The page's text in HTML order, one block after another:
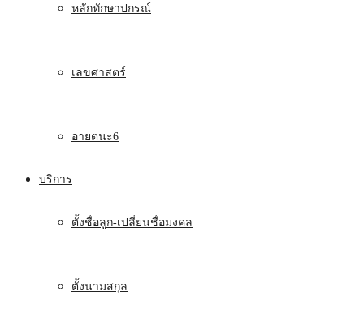
หลักทักษาปกรณ์
เลขศาสตร์
อายตนะ6
บริการ
ตั้งชื่อลูก-เปลี่ยนชื่อมงคล
ตั้งนามสกุล